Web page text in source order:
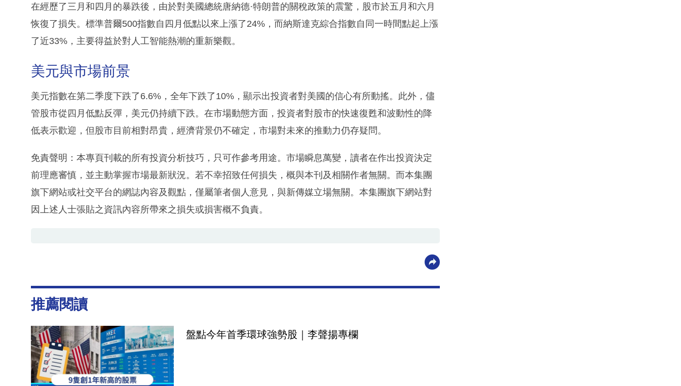
在經歷了三月和四月的暴跌後，由於對美國總統唐納德·特朗普的關稅政策的震驚，股市於五月和六月
恢復了損失。標準普爾500指數自四月低點以來上漲了24%，而納斯達克綜合指數自同一時間點起上漲
了近33%，主要得益於對人工智能熱潮的重新樂觀。
美元與市場前景
美元指數在第二季度下跌了6.6%，全年下跌了10%，顯示出投資者對美國的信心有所動搖。此外，儘
管股市從四月低點反彈，美元仍持續下跌。在市場動態方面，投資者對股市的快速復甦和波動性的降
低表示歡迎，但股市目前相對昂貴，經濟背景仍不確定，市場對未來的推動力仍存疑問。
免責聲明：本專頁刊載的所有投資分析技巧，只可作參考用途。市場瞬息萬變，讀者在作出投資決定
前理應審慎，並主動掌握市場最新狀況。若不幸招致任何損失，概與本刊及相關作者無關。而本集團
旗下網站或社交平台的網誌內容及觀點，僅屬筆者個人意見，與新傳媒立場無關。本集團旗下網站對
因上述人士張貼之資訊內容所帶來之損失或損害概不負責。
推薦閱讀
盤點今年首季環球強勢股｜李聲揚專欄